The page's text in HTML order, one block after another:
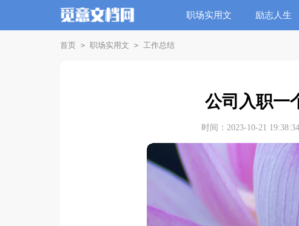
职场实用文 励志人生
首页 > 职场实用文 > 工作总结
公司入职一
时间：2023-10-21 19:38:34